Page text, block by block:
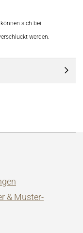
sich bei
werden.
& Muster-